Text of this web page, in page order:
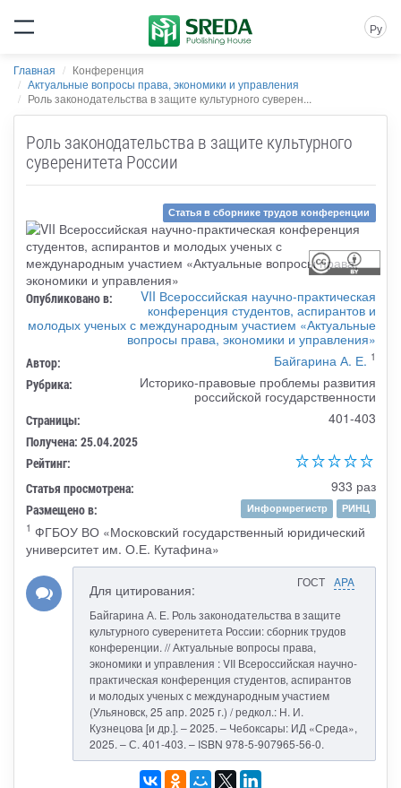
Ру
Главная
Конференция
Актуальные вопросы права, экономики и управления
Роль законодательства в защите культурного суверен...
Роль законодательства в защите культурного
суверенитета России
Статья в сборнике трудов конференции
Опубликовано в:
VII Всероссийская научно-практическая
конференция студентов, аспирантов и
молодых ученых с международным участием «Актуальные
вопросы права, экономики и управления»
Автор: Байгарина А. Е. 1
Рубрика:
Историко-правовые проблемы развития
российской государственности
Страницы: 401-403
Получена: 25.04.2025
Рейтинг:
Статья просмотрена:
933 раз
Размещено в: Информрегистр
РИНЦ
1 ФГБОУ ВО «Московский государственный юридический
университет им. О.Е. Кутафина»
ГОСТ APA
Для цитирования:
Байгарина А. Е. Роль законодательства в защите
культурного суверенитета России: сборник трудов
конференции. // Актуальные вопросы права,
экономики и управления : VII Всероссийская научно-
практическая конференция студентов, аспирантов
и молодых ученых с международным участием
(Ульяновск, 25 апр. 2025 г.) / редкол.: Н. И.
Кузнецова [и др.]. – 2025. – Чебоксары: ИД «Среда»,
2025. – С. 401-403. – ISBN 978-5-907965-56-0.